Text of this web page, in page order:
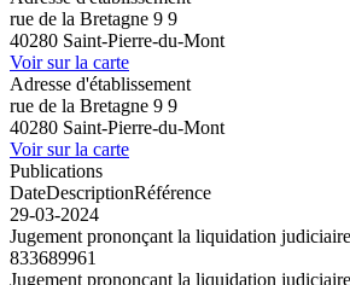
rue de la Bretagne 9 9
40280 Saint-Pierre-du-Mont
Voir sur la carte
Adresse d'établissement
rue de la Bretagne 9 9
40280 Saint-Pierre-du-Mont
Voir sur la carte
Publications
DateDescriptionRéférence
29-03-2024
Jugement prononçant la liquidation
833689961
Jugement prononçant la liquidation